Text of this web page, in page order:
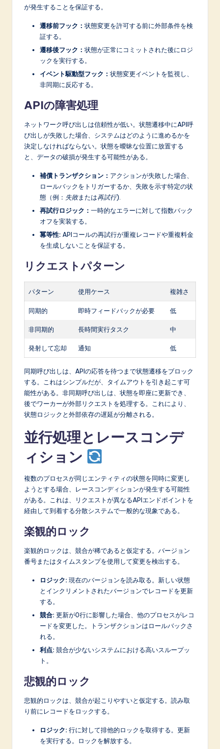
が発生することを保証する。
遷移前フック： 状態変更を許可する前に外部条件を検
証する。
遷移後フック： 状態が正常にコミットされた後にロジ
ックを実行する。
イベント駆動型フック： 状態変更イベントを監視し、
非同期に反応する。
APIの障害処理
ネットワーク呼び出しは信頼性が低い。状態遷移中にAPI呼
び出しが失敗した場合、システムはどのように進めるかを
決定しなければならない。状態を曖昧な位置に放置する
と、データの破損が発生する可能性がある。
補償トランザクション： アクションが失敗した場合、
ロールバックをトリガーするか、失敗を示す特定の状
態（例： 失敗または再試行).
再試行ロジック： 一時的なエラーに対して指数バック
オフを実装する。
冪等性: APIコールの再試行が重複レコードや重複料金
を生成しないことを保証する。
リクエストパターン
パターン 使用ケース 複雑さ
同期的 即時フィードバックが必要 低
非同期的 長時間実行タスク 中
発射して忘却 通知 低
同期呼び出しは、APIの応答を待つまで状態遷移をブロック
する。これはシンプルだが、タイムアウトを引き起こす可
能性がある。非同期呼び出しは、状態を即座に更新でき、
後でワーカーが外部リクエストを処理する。これにより、
状態ロジックと外部依存の遅延が分離される。
並行処理とレースコンデ
ィション
複数のプロセスが同じエンティティの状態を同時に変更し
ようとする場合、レースコンディションが発生する可能性
がある。これは、リクエストが異なるAPIエンドポイントを
経由して到着する分散システムで一般的な現象である。
楽観的ロック
楽観的ロックは、競合が稀であると仮定する。バージョン
番号またはタイムスタンプを使用して変更を検出する。
ロジック: 現在のバージョンを読み取る。新しい状態
とインクリメントされたバージョンでレコードを更新
する。
競合: 更新が0行に影響した場合、他のプロセスがレコ
ードを変更した。トランザクションはロールバックさ
れる。
利点: 競合が少ないシステムにおける高いスループッ
ト。
悲観的ロック
悲観的ロックは、競合が起こりやすいと仮定する。読み取
り前にレコードをロックする。
ロジック: 行に対して排他的ロックを取得する。更新
を実行する。ロックを解放する。